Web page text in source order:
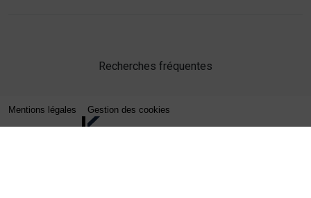
Recherches fréquentes
Mentions légales Gestion des cookies